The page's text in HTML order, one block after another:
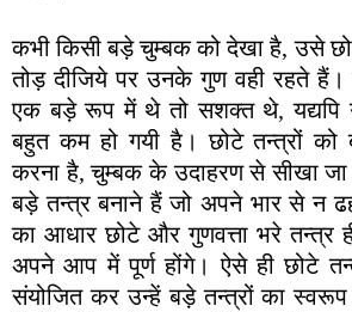
कभी किसी बड़े चुम्बक को देखा है, उसे
तोड़ दीजिये पर उनके गुण वही रहते
एक बड़े रूप में थे तो सशक्त थे, यद्यपि
बहुत कम हो गयी है। छोटे तन्त्रों
करना है, चुम्बक के उदाहरण से सीखा
बड़े तन्त्र बनाने हैं जो अपने भार से न
का आधार छोटे और गुणवत्ता भरे तन्त्र
अपने आप में पूर्ण होंगे। ऐसे ही छोटे
संयोजित कर उन्हें बड़े तन्त्रों का स्वरूप